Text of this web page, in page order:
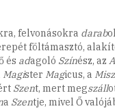
felvonásokra darab
föltámasztó,
és adagoló Színész, az
Magister Magicus, a
Szent, mert megszáll
a Szentje, mivel Ő